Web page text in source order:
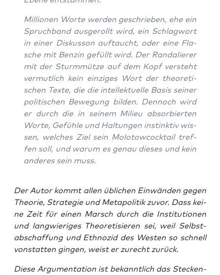
Mil­lio­nen Wor­te wer­den geschrie­ben, ehe ein
Spruch­band aus­ge­rollt wird, ein Schlag­wort
in einer Dis­kus­son auf­taucht, oder eine Fla­
sche mit Ben­zin gefüllt wird. Der Ran­da­lie­rer
mit der Sturm­müt­ze auf dem Kopf ver­steht
ver­mut­lich kein ein­zi­ges Wort der theo­re­ti­
schen Tex­te, die die intel­lek­tu­el­le Basis sei­ner
poli­ti­schen Bewe­gung bil­den. Den­noch wird
er durch die in sei­nem Milieu absor­bier­ten
Wor­te, Gefüh­le und Hal­tun­gen instink­tiv wis­
sen, wel­ches Ziel sein Molo­tow­cock­tail tref­
fen soll, und war­um es genau die­ses und kein
ande­res sein muss.
Der Autor kommt allen übli­chen Ein­wän­den gegen
Theo­rie, Stra­te­gie und Meta­po­li­tik zuvor. Dass kei­
ne Zeit für einen Marsch durch die Insti­tu­tio­nen
und lang­wie­ri­ges Theo­re­ti­sie­ren sei, weil Selb­st­
ab­schaf­fung und Eth­no­zid des Wes­ten so schnell
von­stat­ten gin­gen, weist er zurecht zurück.
Die­se Argu­men­ta­ti­on ist bekannt­lich das Ste­cken­